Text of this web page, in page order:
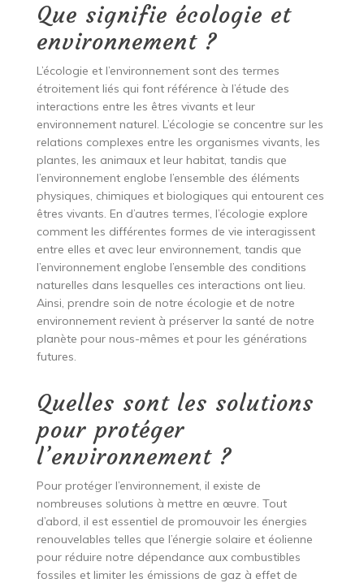
Que signifie écologie et
environnement ?
L’écologie et l’environnement sont des termes
étroitement liés qui font référence à l’étude des
interactions entre les êtres vivants et leur
environnement naturel. L’écologie se concentre sur les
relations complexes entre les organismes vivants, les
plantes, les animaux et leur habitat, tandis que
l’environnement englobe l’ensemble des éléments
physiques, chimiques et biologiques qui entourent ces
êtres vivants. En d’autres termes, l’écologie explore
comment les différentes formes de vie interagissent
entre elles et avec leur environnement, tandis que
l’environnement englobe l’ensemble des conditions
naturelles dans lesquelles ces interactions ont lieu.
Ainsi, prendre soin de notre écologie et de notre
environnement revient à préserver la santé de notre
planète pour nous-mêmes et pour les générations
futures.
Quelles sont les solutions
pour protéger
l’environnement ?
Pour protéger l’environnement, il existe de
nombreuses solutions à mettre en œuvre. Tout
d’abord, il est essentiel de promouvoir les énergies
renouvelables telles que l’énergie solaire et éolienne
pour réduire notre dépendance aux combustibles
fossiles et limiter les émissions de gaz à effet de